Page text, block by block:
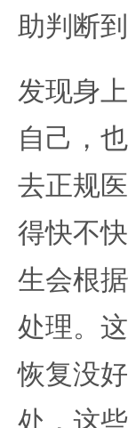
助判断
发现身
自己，
去正规
得快不
生会根
处理。
恢复没
处，这